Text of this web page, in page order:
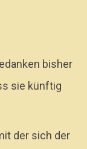
bisher
sie künftig
der sich der